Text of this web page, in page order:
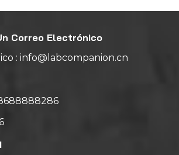
Correo Electrónico
: info@labcompanion.cn